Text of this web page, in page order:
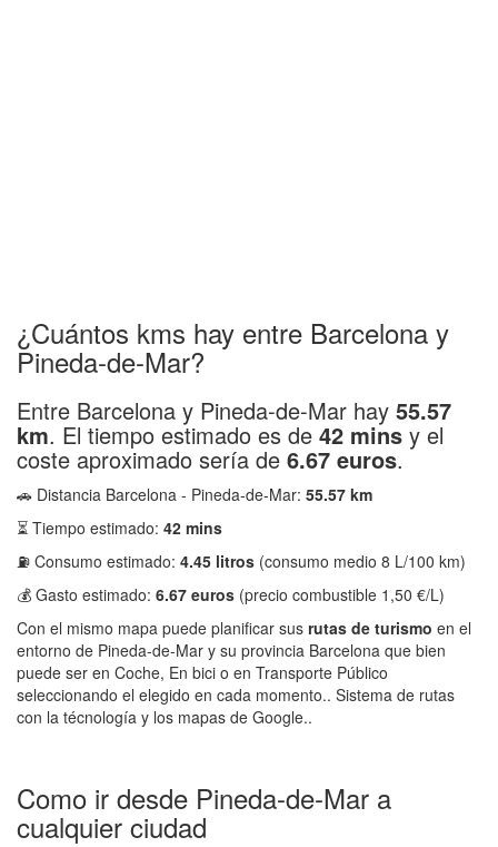
¿Cuántos kms hay entre Barcelona y
Pineda-de-Mar?
Entre Barcelona y Pineda-de-Mar hay 55.57
km. El tiempo estimado es de 42 mins y el
coste aproximado sería de 6.67 euros.
🚗 Distancia Barcelona - Pineda-de-Mar: 55.57 km
⏳ Tiempo estimado: 42 mins
⛽ Consumo estimado: 4.45 litros (consumo medio 8 L/100 km)
💰 Gasto estimado: 6.67 euros (precio combustible 1,50 €/L)
Con el mismo mapa puede planificar sus rutas de turismo en el
entorno de Pineda-de-Mar y su provincia Barcelona que bien
puede ser en Coche, En bici o en Transporte Público
seleccionando el elegido en cada momento.. Sistema de rutas
con la técnología y los mapas de Google..
Como ir desde Pineda-de-Mar a
cualquier ciudad